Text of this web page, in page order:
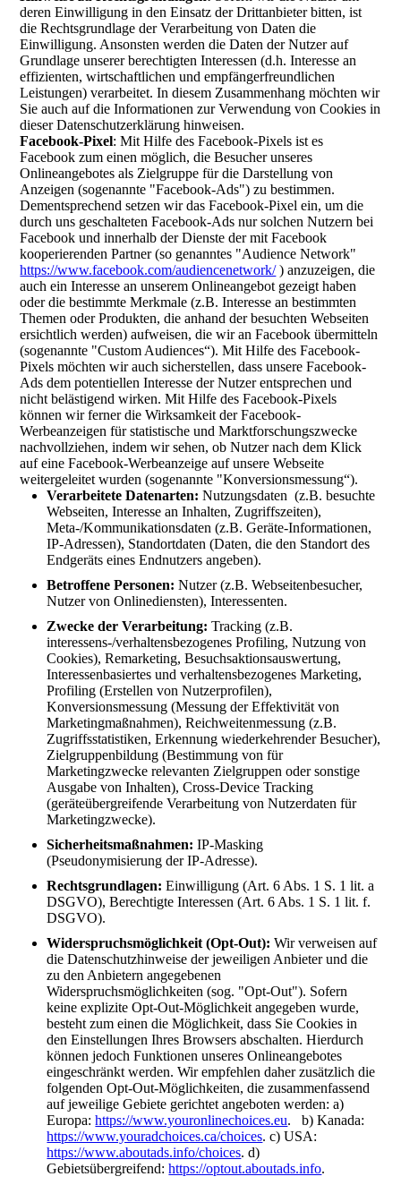
deren Einwilligung in den Einsatz der Drittanbieter bitten, ist
die Rechtsgrundlage der Verarbeitung von Daten die
Einwilligung. Ansonsten werden die Daten der Nutzer auf
Grundlage unserer berechtigten Interessen (d.h. Interesse an
effizienten, wirtschaftlichen und empfängerfreundlichen
Leistungen) verarbeitet. In diesem Zusammenhang möchten wir
Sie auch auf die Informationen zur Verwendung von Cookies in
dieser Datenschutzerklärung hinweisen.
Facebook-Pixel: Mit Hilfe des Facebook-Pixels ist es
Facebook zum einen möglich, die Besucher unseres
Onlineangebotes als Zielgruppe für die Darstellung von
Anzeigen (sogenannte "Facebook-Ads") zu bestimmen.
Dementsprechend setzen wir das Facebook-Pixel ein, um die
durch uns geschalteten Facebook-Ads nur solchen Nutzern bei
Facebook und innerhalb der Dienste der mit Facebook
kooperierenden Partner (so genanntes "Audience Network"
https://www.facebook.com/audiencenetwork/) anzuzeigen, die
auch ein Interesse an unserem Onlineangebot gezeigt haben
oder die bestimmte Merkmale (z.B. Interesse an bestimmten
Themen oder Produkten, die anhand der besuchten Webseiten
ersichtlich werden) aufweisen, die wir an Facebook übermitteln
(sogenannte "Custom Audiences“). Mit Hilfe des Facebook-
Pixels möchten wir auch sicherstellen, dass unsere Facebook-
Ads dem potentiellen Interesse der Nutzer entsprechen und
nicht belästigend wirken. Mit Hilfe des Facebook-Pixels
können wir ferner die Wirksamkeit der Facebook-
Werbeanzeigen für statistische und Marktforschungszwecke
nachvollziehen, indem wir sehen, ob Nutzer nach dem Klick
auf eine Facebook-Werbeanzeige auf unsere Webseite
weitergeleitet wurden (sogenannte "Konversionsmessung“).
Verarbeitete Datenarten: Nutzungsdaten (z.B. besuchte
Webseiten, Interesse an Inhalten, Zugriffszeiten),
Meta-/Kommunikationsdaten (z.B. Geräte-Informationen,
IP-Adressen), Standortdaten (Daten, die den Standort des
Endgeräts eines Endnutzers angeben).
Betroffene Personen: Nutzer (z.B. Webseitenbesucher,
Nutzer von Onlinediensten), Interessenten.
Zwecke der Verarbeitung: Tracking (z.B.
interessens-/verhaltensbezogenes Profiling, Nutzung von
Cookies), Remarketing, Besuchsaktionsauswertung,
Interessenbasiertes und verhaltensbezogenes Marketing,
Profiling (Erstellen von Nutzerprofilen),
Konversionsmessung (Messung der Effektivität von
Marketingmaßnahmen), Reichweitenmessung (z.B.
Zugriffsstatistiken, Erkennung wiederkehrender Besucher),
Zielgruppenbildung (Bestimmung von für
Marketingzwecke relevanten Zielgruppen oder sonstige
Ausgabe von Inhalten), Cross-Device Tracking
(geräteübergreifende Verarbeitung von Nutzerdaten für
Marketingzwecke).
Sicherheitsmaßnahmen: IP-Masking
(Pseudonymisierung der IP-Adresse).
Rechtsgrundlagen: Einwilligung (Art. 6 Abs. 1 S. 1 lit. a
DSGVO), Berechtigte Interessen (Art. 6 Abs. 1 S. 1 lit. f.
DSGVO).
Widerspruchsmöglichkeit (Opt-Out): Wir verweisen auf
die Datenschutzhinweise der jeweiligen Anbieter und die
zu den Anbietern angegebenen
Widerspruchsmöglichkeiten (sog. "Opt-Out"). Sofern
keine explizite Opt-Out-Möglichkeit angegeben wurde,
besteht zum einen die Möglichkeit, dass Sie Cookies in
den Einstellungen Ihres Browsers abschalten. Hierdurch
können jedoch Funktionen unseres Onlineangebotes
eingeschränkt werden. Wir empfehlen daher zusätzlich die
folgenden Opt-Out-Möglichkeiten, die zusammenfassend
auf jeweilige Gebiete gerichtet angeboten werden: a)
Europa:https://www.youronlinechoices.eu. b) Kanada:
https://www.youradchoices.ca/choices. c) USA:
https://www.aboutads.info/choices. d)
Gebietsübergreifend:https://optout.aboutads.info.